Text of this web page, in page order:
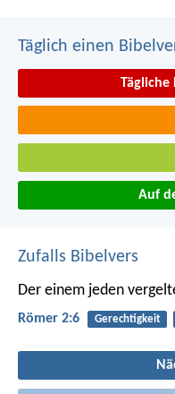
Täglich einen
Tägliche
Auf
Zufalls Bibelvers
Der einem jeden
Römer 2:6 Gerechtigkeit